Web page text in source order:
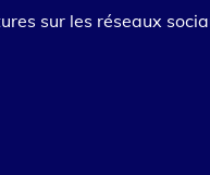
sur les réseaux